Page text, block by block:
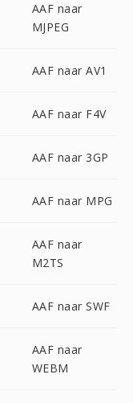
AAF naar
MJPEG
AAF naar AV1
AAF naar F4V
AAF naar 3GP
AAF naar MPG
AAF naar
M2TS
AAF naar SWF
AAF naar
WEBM